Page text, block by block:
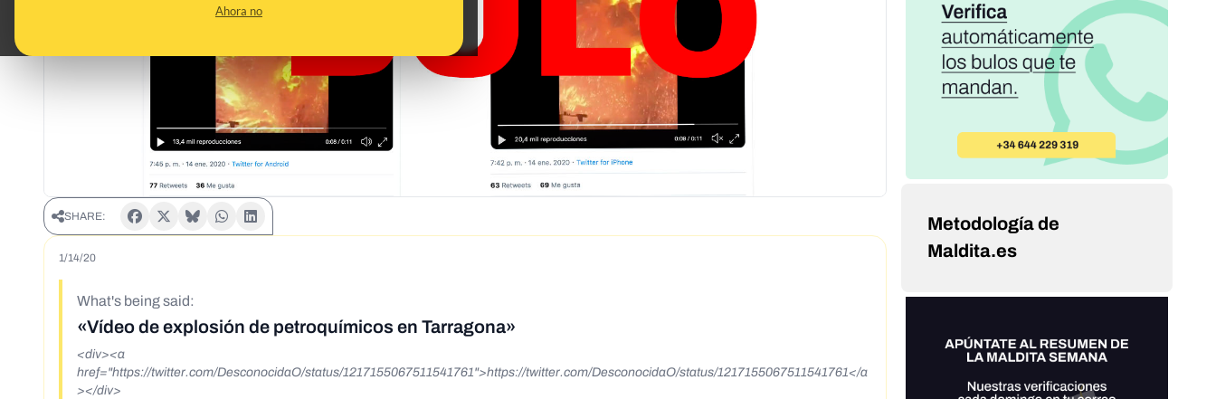
Ahora no
SHARE:
1/14/20
What's being said:
«Vídeo de explosión de petroquímicos en Tarragona»
<div><a
href="https://twitter.com/DesconocidaO/status/1217155067511541761">https://twitter.com/DesconocidaO/status/1217155067511541761</a
></div>
Metodología de
Maldita.es